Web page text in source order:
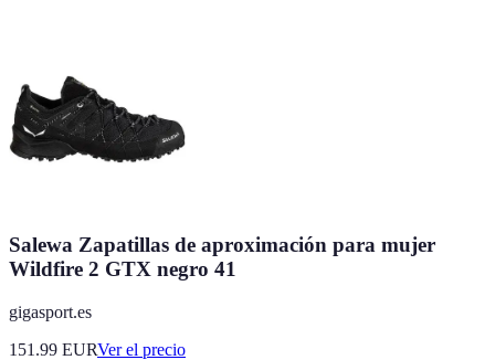
Salewa Zapatillas de aproximación para mujer
Wildfire 2 GTX negro 41
gigasport.es
151.99 EURVer el precio